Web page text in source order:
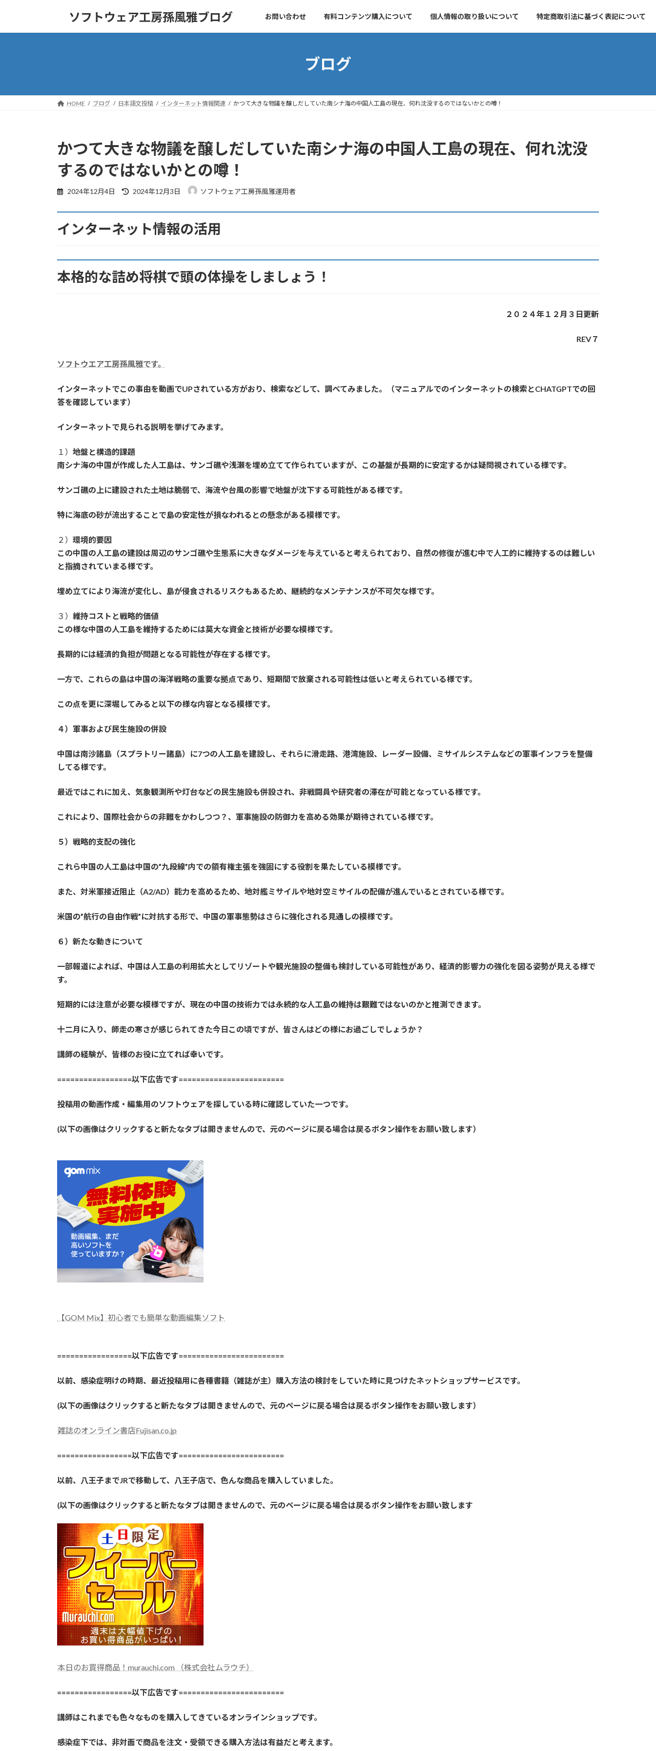
ソフトウェア工房孫風雅ブログ お問い合わせ 有料コンテンツ購入について 個人情報の取り扱いについて 特定商取引法に基づく表記について
ブログ
HOME ブログ 日本語文投稿 インターネット情報関連 かつて大きな物議を醸しだしていた南シナ海の中国人工島の現在、何れ沈没するのではないかとの噂！
かつて大きな物議を醸しだしていた南シナ海の中国人工島の現在、何れ沈没
するのではないかとの噂！
2024年12月4日
最
日
2024年12月3日 ソフトウェア工房孫風雅運用者
インターネット情報の活用
本格的な詰め将棋で頭の体操をしましょう！
２０２４年１２月３日更新
REV７
ソフトウエア工房孫風雅です。
インターネットでこの事由を動画でUPされている方がおり、検索などして、調べてみました。（マニュアルでのインターネットの検索とCHATGPTでの回
答を確認しています）
インターネットで見られる説明を挙げてみます。
１） 地盤と構造的課題
南シナ海の中国が作成した人工島は、サンゴ礁や浅瀬を埋め立てて作られていますが、この基盤が長期的に安定するかは疑問視されている様です。
サンゴ礁の上に建設された土地は脆弱で、海流や台風の影響で地盤が沈下する可能性がある様です。
特に海底の砂が流出することで島の安定性が損なわれるとの懸念がある模様です。
２） 環境的要因
この中国の人工島の建設は周辺のサンゴ礁や生態系に大きなダメージを与えていると考えられており、自然の修復が進む中で人工的に維持するのは難しい
と指摘されていまる様です。
埋め立てにより海流が変化し、島が侵食されるリスクもあるため、継続的なメンテナンスが不可欠な様です。
３） 維持コストと戦略的価値
この様な中国の人工島を維持するためには莫大な資金と技術が必要な模様です。
長期的には経済的負担が問題となる可能性が存在する様です。
一方で、これらの島は中国の海洋戦略の重要な拠点であり、短期間で放棄される可能性は低いと考えられている様です。
この点を更に深堀してみると以下の様な内容となる模様です。
４）軍事および民生施設の併設
中国は南沙諸島（スプラトリー諸島）に7つの人工島を建設し、それらに滑走路、港湾施設、レーダー設備、ミサイルシステムなどの軍事インフラを整備
してる様です。
最近ではこれに加え、気象観測所や灯台などの民生施設も併設され、非戦闘員や研究者の滞在が可能となっている様です。
これにより、国際社会からの非難をかわしつつ？、軍事施設の防御力を高める効果が期待されている様です。
５）戦略的支配の強化
これら中国の人工島は中国の”九段線”内での領有権主張を強固にする役割を果たしている模様です。
また、対米軍接近阻止（A2/AD）能力を高めるため、地対艦ミサイルや地対空ミサイルの配備が進んでいるとされている様です。
米国の”航行の自由作戦”に対抗する形で、中国の軍事態勢はさらに強化される見通しの模様です。
６）新たな動きについて
一部報道によれば、中国は人工島の利用拡大としてリゾートや観光施設の整備も検討している可能性があり、経済的影響力の強化を図る姿勢が見える様で
す。
短期的には注意が必要な模様ですが、現在の中国の技術力では永続的な人工島の維持は艱難ではないのかと推測できます。
十二月に入り、師走の寒さが感じられてきた今日この頃ですが、皆さんはどの様にお過ごしでしょうか？
講師の経験が、皆様のお役に立てれば幸いです。
=================以下広告です========================
投稿用の動画作成・編集用のソフトウェアを探している時に確認していた一つです。
(以下の画像はクリックすると新たなタブは開きませんので、元のページに戻る場合は戻るボタン操作をお願い致します）
【GOM Mix】初心者でも簡単な動画編集ソフト
=================以下広告です========================
以前、感染症明けの時期、最近投稿用に各種書籍（雑誌が主）購入方法の検討をしていた時に見つけたネットショップサービスです。
(以下の画像はクリックすると新たなタブは開きませんので、元のページに戻る場合は戻るボタン操作をお願い致します）
雑誌のオンライン書店Fujisan.co.jp
=================以下広告です========================
以前、八王子までJRで移動して、八王子店で、色んな商品を購入していました。
(以下の画像はクリックすると新たなタブは開きませんので、元のページに戻る場合は戻るボタン操作をお願い致します
本日のお買得商品！murauchi.com （株式会社ムラウチ）
=================以下広告です========================
講師はこれまでも色々なものを購入してきているオンラインショップです。
感染症下では、非対面で商品を注文・受領できる購入方法は有益だと考えます。